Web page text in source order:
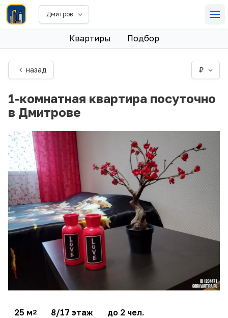
Дмитров
Квартиры Подбор
назад ₽
1-комнатная квартира посуточно
в Дмитрове
25 м2 8/17 этаж до 2 чел.